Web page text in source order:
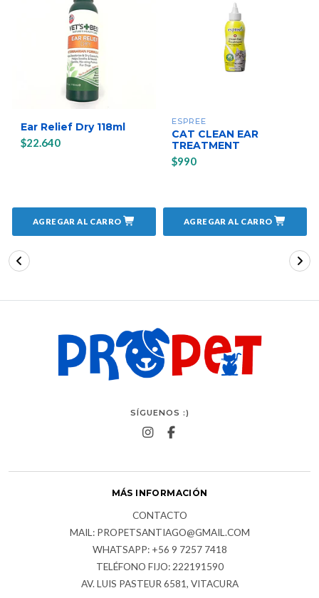
Ear Relief Dry 118ml
$22.640
AGREGAR AL CARRO
ESPREE
CAT CLEAN EAR
TREATMENT
$990
AGREGAR AL CARRO
SÍGUENOS :)
MÁS INFORMACIÓN
CONTACTO
MAIL: PROPETSANTIAGO@GMAIL.COM
WHATSAPP: +56 9 7257 7418
TELÉFONO FIJO: 222191590
AV. LUIS PASTEUR 6581, VITACURA